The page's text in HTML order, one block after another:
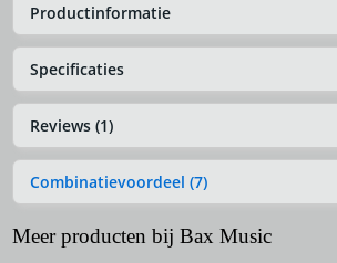
Productinformatie
Specificaties
Reviews (1)
Combinatievoordeel (7)
Meer producten bij Bax Music